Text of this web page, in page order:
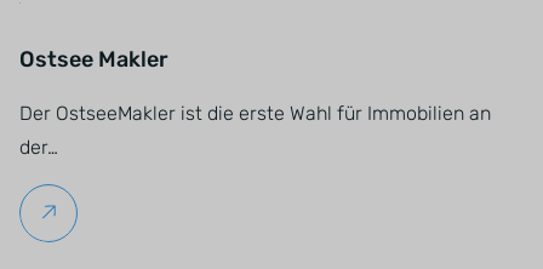
Ostsee Makler
Der OstseeMakler ist die erste Wahl für Immobilien an
der…
Weiterlesen